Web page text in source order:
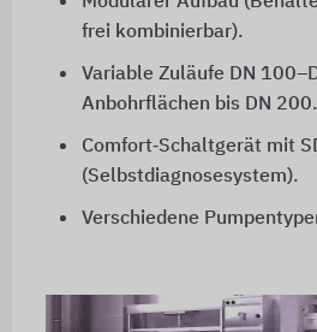
frei kombinierbar).
Variable Zuläufe DN
Anbohrflächen bis DN 200.
Comfort‑Schaltgerät mit
(Selbstdiagnosesystem).
Verschiedene